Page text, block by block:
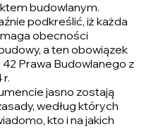
budowlanym.
podkreślić, iż każda
obecności
a ten obowiązek
42 Prawa Budowlanego z
r.
jasno zostają
według których
kto i na jakich